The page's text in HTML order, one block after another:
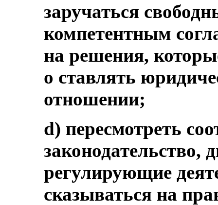
заручаться
компетентным
на решения,
о ставлять
отношении;
d) пересмотреть
законодательство,
регулирующие
сказываться на